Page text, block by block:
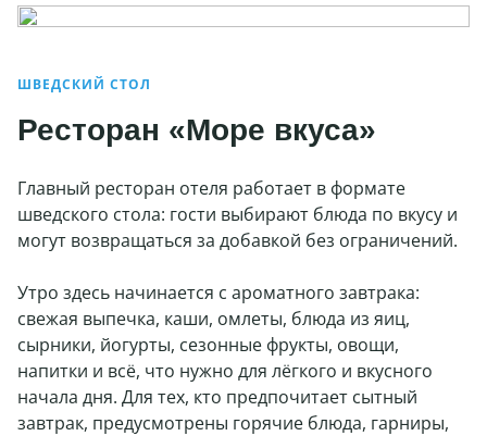
ШВЕДСКИЙ СТОЛ
Ресторан «Море вкуса»
Главный ресторан отеля работает в формате
шведского стола: гости выбирают блюда по вкусу и
могут возвращаться за добавкой без ограничений.
Утро здесь начинается с ароматного завтрака:
свежая выпечка, каши, омлеты, блюда из яиц,
сырники, йогурты, сезонные фрукты, овощи,
напитки и всё, что нужно для лёгкого и вкусного
начала дня. Для тех, кто предпочитает сытный
завтрак, предусмотрены горячие блюда, гарниры,